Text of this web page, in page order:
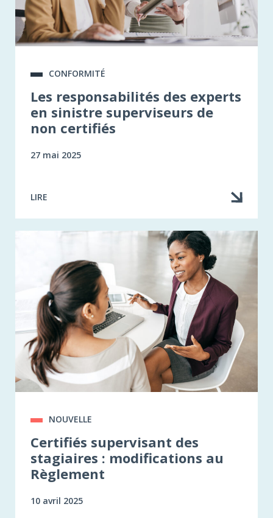
CONFORMITÉ
Les responsabilités des experts
en sinistre superviseurs de
non certifiés
27 mai 2025
LIRE
NOUVELLE
Certifiés supervisant des
stagiaires : modifications au
Règlement
10 avril 2025